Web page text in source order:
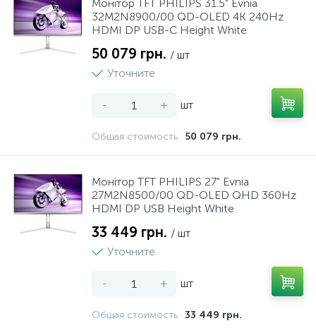
Монiтор TFT PHILIPS 31.5" Evnia
32M2N8900/00 QD-OLED 4K 240Hz
HDMI DP USB-C Height White
50 079 грн. / шт
Уточните
- + шт
Общая стоимость 50 079 грн.
Монiтор TFT PHILIPS 27" Evnia
27M2N8500/00 QD-OLED QHD 360Hz
HDMI DP USB Height White
33 449 грн. / шт
Уточните
- + шт
Общая стоимость 33 449 грн.